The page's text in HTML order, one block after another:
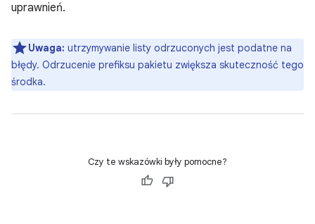
uprawnień.
Uwaga: utrzymywanie listy odrzuconych jest podatne na
błędy. Odrzucenie prefiksu pakietu zwiększa skuteczność tego
środka.
Czy te wskazówki były pomocne?